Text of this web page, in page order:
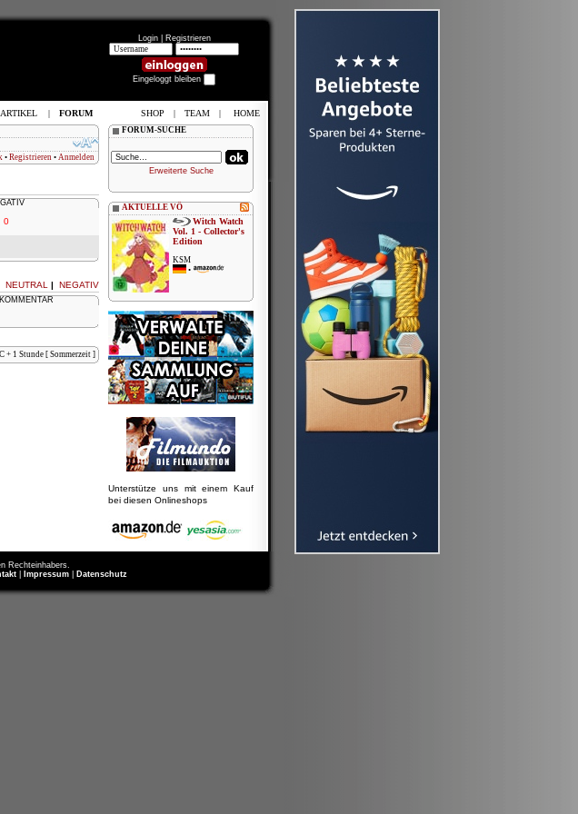
Login | Registrieren
Eingeloggt bleiben
• Registrieren • Anmelden
0
NEUTRAL | NEGATIV
KOMMENTAR
+ 1 Stunde [ Sommerzeit ]
FORUM-SUCHE
Erweiterte Suche
AKTUELLE VÖ
Witch Watch
Vol. 1 - Collector's
Edition
KSM
•
Unterstütze uns mit einem Kauf
bei diesen Onlineshops
Rechteinhabers.
Impressum Datenschutz
ARTIKEL | FORUM SHOP | TEAM | HOME